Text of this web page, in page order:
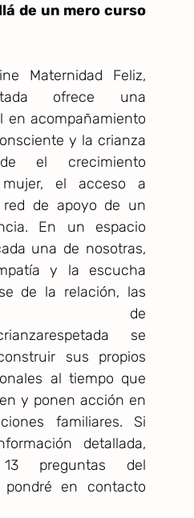
de un mero curso
Maternidad Feliz,
ofrece una
en acompañamiento
y la crianza
el crecimiento
el acceso a
de apoyo de un
En un espacio
una de nosotras,
y la escucha
de la relación, las
de
se
sus propios
al tiempo que
y ponen acción en
familiares. Si
detallada,
preguntas del
en contacto